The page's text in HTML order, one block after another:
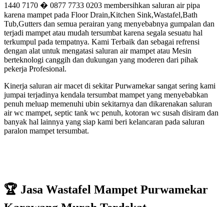
1440 7170 � 0877 7733 0203 membersihkan saluran air pipa
karena mampet pada Floor Drain,Kitchen Sink,Wastafel,Bath
Tub,Gutters dan semua perairan yang menyebabnya gumpalan dan
terjadi mampet atau mudah tersumbat karena segala sesuatu hal
terkumpul pada tempatnya. Kami Terbaik dan sebagai refrensi
dengan alat untuk mengatasi saluran air mampet atau Mesin
berteknologi canggih dan dukungan yang moderen dari pihak
pekerja Profesional.
Kinerja saluran air macet di sekitar Purwamekar sangat sering kami
jumpai terjadinya kendala tersumbat mampet yang menyebabkan
penuh meluap memenuhi ubin sekitarnya dan dikarenakan saluran
air wc mampet, septic tank wc penuh, kotoran wc susah disiram dan
banyak hal lainnya yang siap kami beri kelancaran pada saluran
paralon mampet tersumbat.
🏆 Jasa Wastafel Mampet Purwamekar